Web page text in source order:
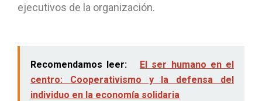
ejecutivos de la organización.
Recomendamos leer:
El ser humano en el
centro: Cooperativismo y la defensa del
individuo en la economía solidaria